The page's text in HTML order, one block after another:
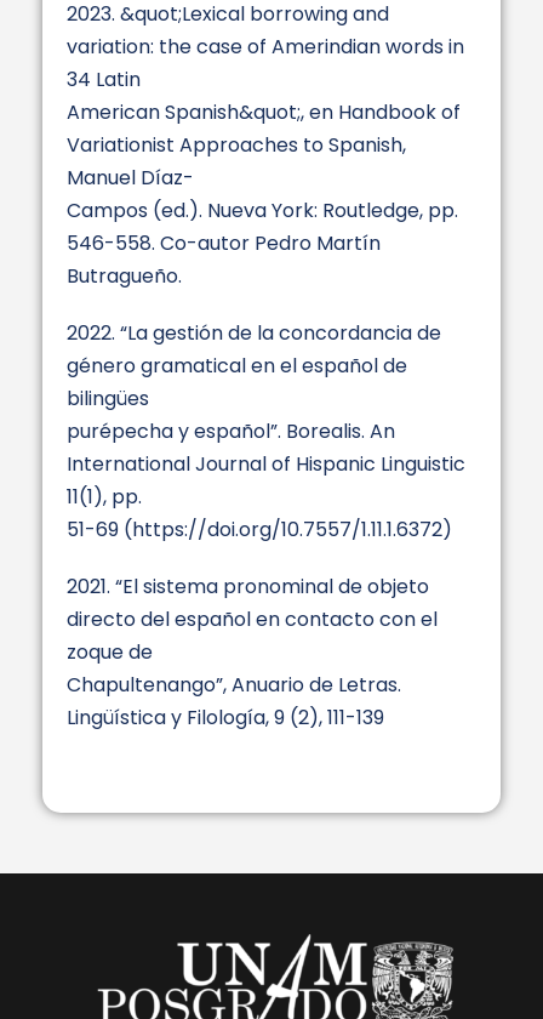
2023. &quot;Lexical borrowing and
variation: the case of Amerindian words in
34 Latin
American Spanish&quot;, en Handbook of
Variationist Approaches to Spanish,
Manuel Díaz-
Campos (ed.). Nueva York: Routledge, pp.
546-558. Co-autor Pedro Martín
Butragueño.
2022. “La gestión de la concordancia de
género gramatical en el español de
bilingües
purépecha y español”. Borealis. An
International Journal of Hispanic Linguistic
11(1), pp.
51-69 (https://doi.org/10.7557/1.11.1.6372)
2021. “El sistema pronominal de objeto
directo del español en contacto con el
zoque de
Chapultenango”, Anuario de Letras.
Lingüística y Filología, 9 (2), 111-139